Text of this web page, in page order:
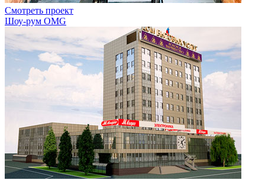
Смотреть проект
Шоу-рум OMG